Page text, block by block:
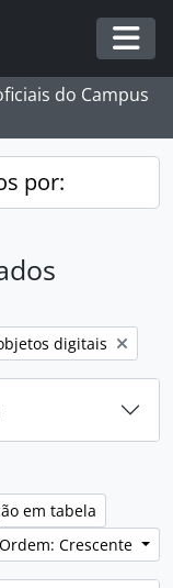
do Campus
por:
filtro:digitais
em tabela
Ordem: Crescente